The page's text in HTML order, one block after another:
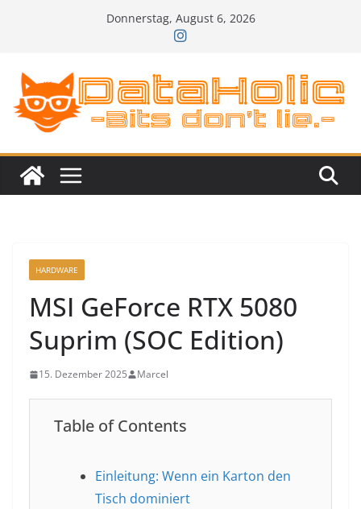
Donnerstag, August 6, 2026
HARDWARE
MSI GeForce RTX 5080
Suprim (SOC Edition)
15. Dezember 2025 Marcel
Table of Contents
Einleitung: Wenn ein Karton den
Tisch dominiert